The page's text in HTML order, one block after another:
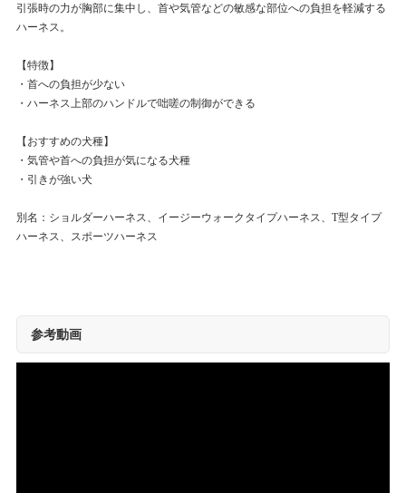
引張時の力が胸部に集中し、首や気管などの敏感な部位への負担を軽減する
ハーネス。
【特徴】
・首への負担が少ない
・ハーネス上部のハンドルで咄嗟の制御ができる
【おすすめの犬種】
・気管や首への負担が気になる犬種
・引きが強い犬
別名：ショルダーハーネス、イージーウォークタイプハーネス、T型タイプ
ハーネス、スポーツハーネス
参考動画